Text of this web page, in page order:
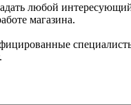
любой
магазина.